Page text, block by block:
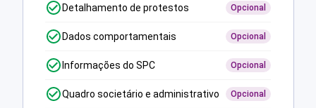
Detalhamento de protestos Opcional
Dados comportamentais Opcional
Informações do SPC Opcional
Quadro societário e administrativo Opcional